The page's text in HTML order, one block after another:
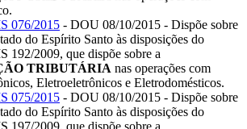
076/2015 - DOU 08/10/2015 - Dispõe sobre
do Espírito Santo às disposições do
192/2009, que dispõe sobre a
TRIBUTÁRIA nas operações com
Eletroeletrônicos e Eletrodomésticos.
075/2015 - DOU 08/10/2015 - Dispõe sobre
do Espírito Santo às disposições do
197/2009, que dispõe sobre a